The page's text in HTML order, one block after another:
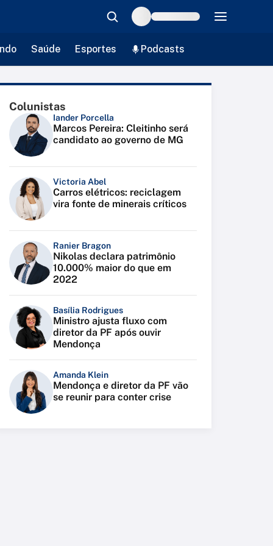
Saúde Esportes Podcasts
Colunistas
Iander Porcella
Marcos Pereira: Cleitinho será
candidato ao governo de MG
Victoria Abel
Carros elétricos: reciclagem
vira fonte de minerais críticos
Ranier Bragon
Nikolas declara patrimônio
10.000% maior do que em
2022
Basília Rodrigues
Ministro ajusta fluxo com
diretor da PF após ouvir
Mendonça
Amanda Klein
Mendonça e diretor da PF vão
se reunir para conter crise